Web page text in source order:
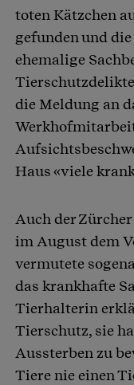
toten Kätzchen
gefunden und
ehemalige
die Meldung an
Haus «viele
Auch der
im August dem
vermutete
das krankhafte
Tierhalterin
Tierschutz, sie
Aussterben zu
Tiere nie einen